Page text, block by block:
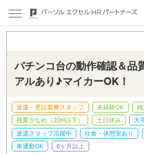
パチンコ台の動作確認＆品
アルあり♪マイカーOK！
派遣・受託業務スタッフ 未経験OK
残
残業少なめ（20H以下）
土日休み
大
派遣スタッフ活躍中
社食・休憩室あり
車通勤OK
6ヶ月以上